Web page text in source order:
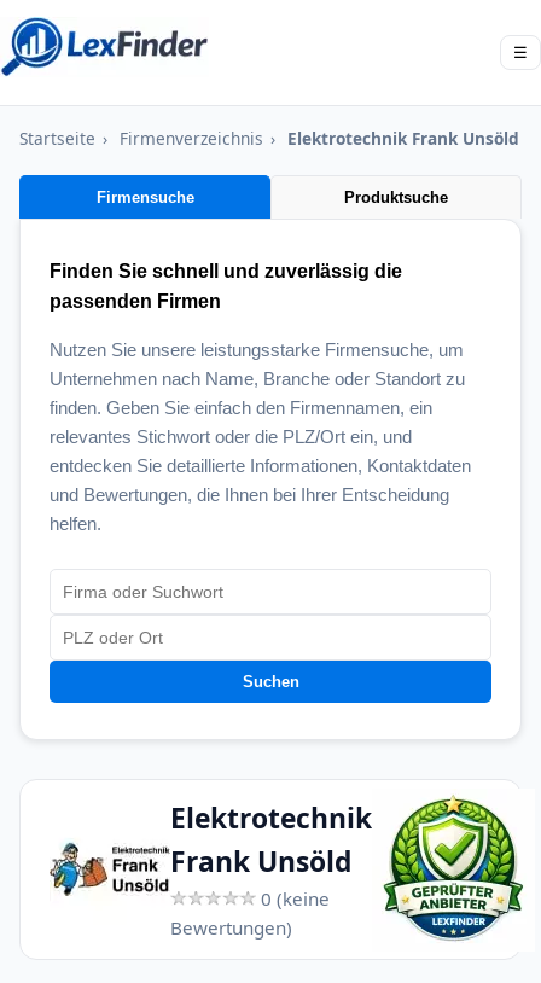
☰
Startseite › Firmenverzeichnis › Elektrotechnik Frank Unsöld
Firmensuche Produktsuche
Finden Sie schnell und zuverlässig die
passenden Firmen
Nutzen Sie unsere leistungsstarke Firmensuche, um
Unternehmen nach Name, Branche oder Standort zu
finden. Geben Sie einfach den Firmennamen, ein
relevantes Stichwort oder die PLZ/Ort ein, und
entdecken Sie detaillierte Informationen, Kontaktdaten
und Bewertungen, die Ihnen bei Ihrer Entscheidung
helfen.
Suchen
Elektrotechnik
Frank Unsöld
0 (keine
Bewertungen)